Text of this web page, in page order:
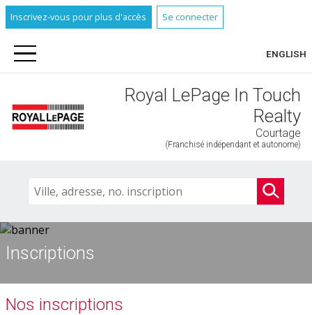
Inscrivez-vous pour plus d'accès Se connecter
ENGLISH
Royal LePage In Touch
Realty
Courtage
(Franchisé indépendant et autonome)
Inscriptions
Nos inscriptions